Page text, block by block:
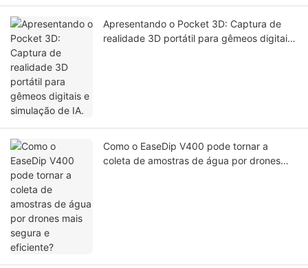
Apresentando o Pocket 3D: Captura de
realidade 3D portátil para gêmeos digitais
Como o EaseDip V400 pode tornar a
coleta de amostras de água por drones